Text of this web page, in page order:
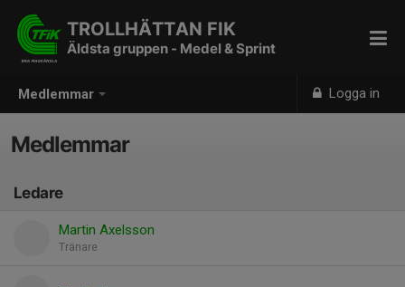
Medlemmar Logga in
TROLLHÄTTAN FIK
Äldsta gruppen - Medel & Sprint
Medlemmar
Ledare
Martin Axelsson
Tränare